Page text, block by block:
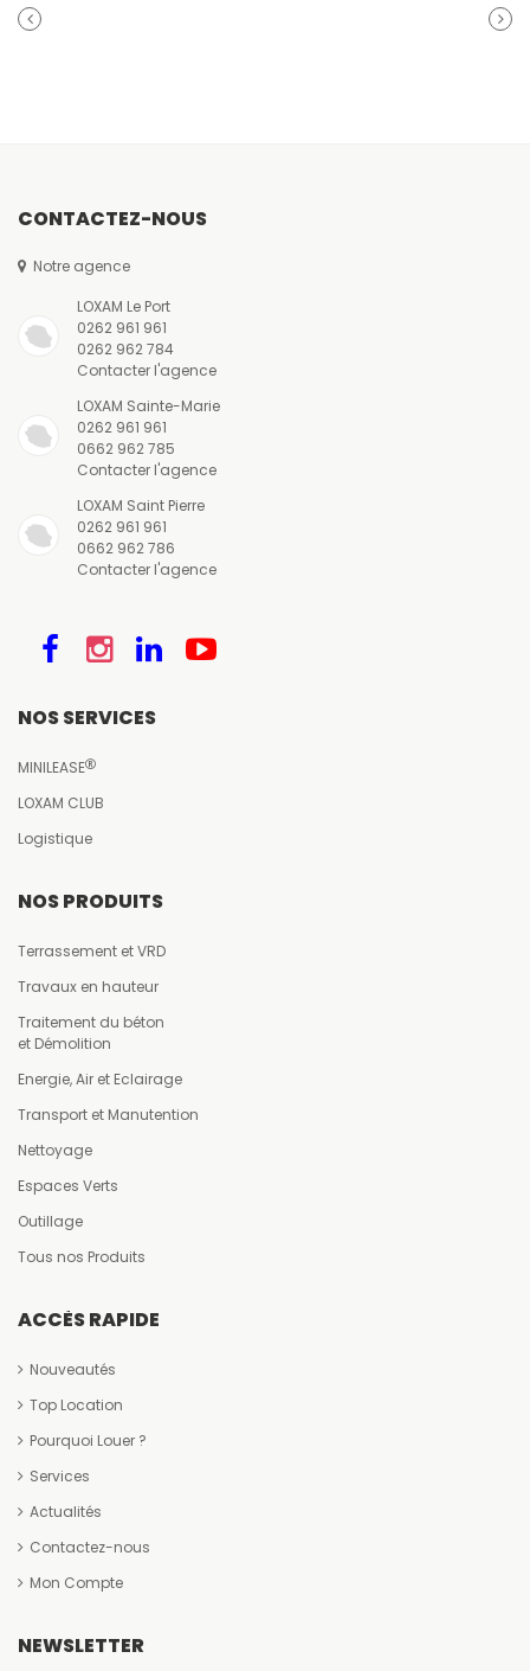
CONTACTEZ-NOUS
Notre agence
LOXAM Le Port
0262 961 961
0262 962 784
Contacter l'agence
LOXAM Sainte-Marie
0262 961 961
0662 962 785
Contacter l'agence
LOXAM Saint Pierre
0262 961 961
0662 962 786
Contacter l'agence
NOS SERVICES
MINILEASE
LOXAM CLUB
Logistique
NOS PRODUITS
Terrassement et VRD
Travaux en hauteur
Traitement du béton
et Démolition
Energie, Air et Eclairage
Transport et Manutention
Nettoyage
Espaces Verts
Outillage
Tous nos Produits
ACCÈS RAPIDE
Nouveautés
Top Location
Pourquoi Louer ?
Services
Actualités
Contactez-nous
Mon Compte
NEWSLETTER